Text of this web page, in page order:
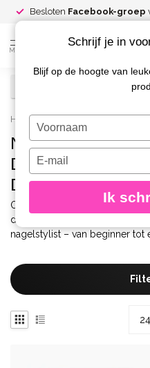
Besloten Facebook-groep
MENU
Home / Benodigdheden /
Nail Art
Detailpenselen
Designs
Ontdek professionele nail art
details en creatieve nail
nagelstylist – van beginner tot
Schrijf je in
Blijf op de hoogte van
Typ
je
naam
Typ
je
e-
in
Ik